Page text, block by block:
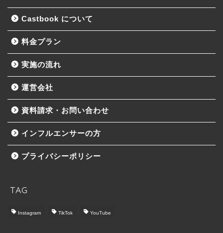
Castbook について
料金プラン
実施の流れ
運営会社
資料請求・お問い合わせ
インフルエンサーの方
プライバシーポリシー
TAG
Instagram TikTok YouTube